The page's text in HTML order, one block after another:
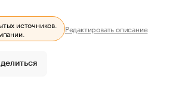
источников.
Редактировать описание